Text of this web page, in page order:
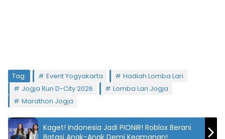
Tag: Event Yogyakarta
Hadiah Lomba Lari
Jogja Run D-City 2026
Lomba Lari Jogja
Marathon Jogja
Kaget! Indonesia Jadi PIONIR! Roblox Berani
Batasi Anak-Anak Demi Keamanan!